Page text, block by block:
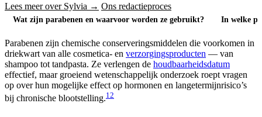
Lees meer over Sylvia → Ons redactieproces
Wat zijn parabenen en waarvoor worden ze gebruikt? In welke
Parabenen zijn chemische conserveringsmiddelen die voorkomen in
driekwart van alle cosmetica- en verzorgingsproducten — van
shampoo tot tandpasta. Ze verlengen de houdbaarheidsdatum
effectief, maar groeiend wetenschappelijk onderzoek roept vragen
op over hun mogelijke effect op hormonen en langetermijnrisico’s
bij chronische blootstelling.1 2